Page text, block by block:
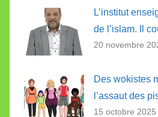
L’institut
de l’islam. Il
20 novembre
Des wokistes
l’assaut des
15 octobre 2025